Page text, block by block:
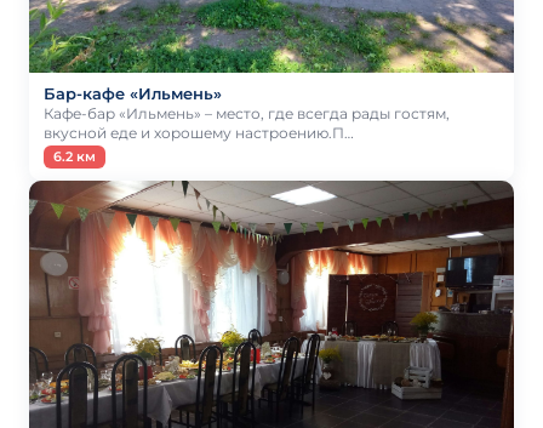
Бар-кафе «Ильмень»
Кафе-бар «Ильмень» – место, где всегда рады гостям,
вкусной еде и хорошему настроению.П…
6.2 км